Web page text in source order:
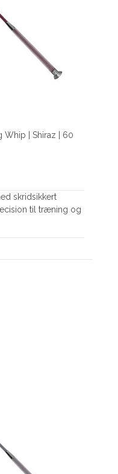
Whip | Shiraz | 60
skridsikkert
til træning og